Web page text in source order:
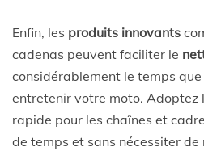
Enfin, les produits innovants
cadenas peuvent faciliter le
considérablement le temps
entretenir votre moto.
rapide pour les chaînes et
de temps et sans nécessiter